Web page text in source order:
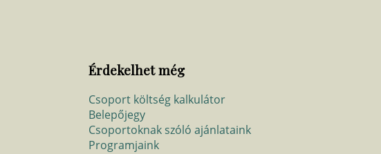
Érdekelhet még
Csoport költség kalkulátor
Belepőjegy
Csoportoknak szóló ajánlataink
Programjaink